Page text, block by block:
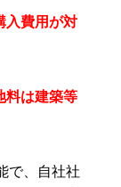
入費用が対
料は建築等
で、自社社